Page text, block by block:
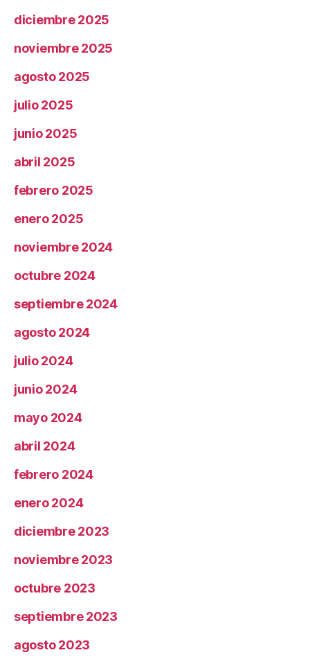
diciembre 2025
noviembre 2025
agosto 2025
julio 2025
junio 2025
abril 2025
febrero 2025
enero 2025
noviembre 2024
octubre 2024
septiembre 2024
agosto 2024
julio 2024
junio 2024
mayo 2024
abril 2024
febrero 2024
enero 2024
diciembre 2023
noviembre 2023
octubre 2023
septiembre 2023
agosto 2023